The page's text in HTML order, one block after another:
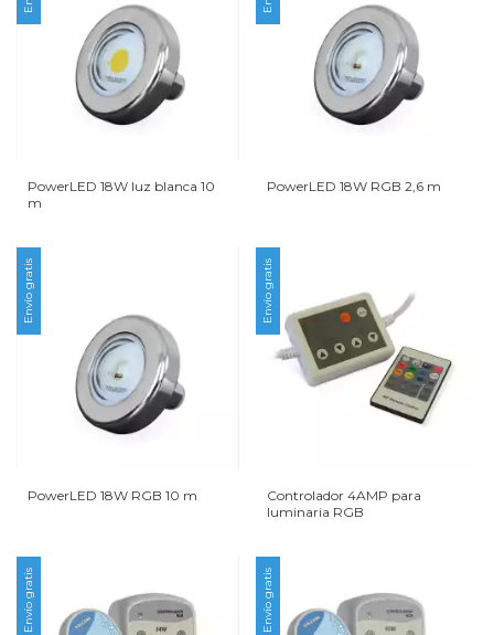
PowerLED 18W luz blanca 10
m
PowerLED 18W RGB 2,6 m
Envío gratis
PowerLED 18W RGB 10 m
Envío gratis
Controlador 4AMP para
luminaria RGB
Envío gratis Envío gratis